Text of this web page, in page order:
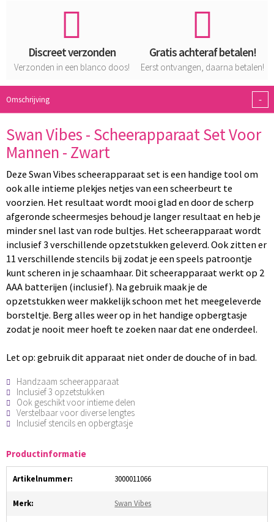
Discreet verzonden
Verzonden in een blanco doos!
Gratis achteraf betalen!
Eerst ontvangen, daarna betalen!
Omschrijving -
Swan Vibes - Scheerapparaat Set Voor
Mannen - Zwart
Deze Swan Vibes scheerapparaat set is een handige tool om
ook alle intieme plekjes netjes van een scheerbeurt te
voorzien. Het resultaat wordt mooi glad en door de scherp
afgeronde scheermesjes behoud je langer resultaat en heb je
minder snel last van rode bultjes. Het scheerapparaat wordt
inclusief 3 verschillende opzetstukken geleverd. Ook zitten er
11 verschillende stencils bij zodat je een speels patroontje
kunt scheren in je schaamhaar. Dit scheerapparaat werkt op 2
AAA batterijen (inclusief). Na gebruik maak je de
opzetstukken weer makkelijk schoon met het meegeleverde
borsteltje. Berg alles weer op in het handige opbergtasje
zodat je nooit meer hoeft te zoeken naar dat ene onderdeel.
Let op: gebruik dit apparaat niet onder de douche of in bad.
Handzaam scheerapparaat
Inclusief 3 opzetstukken
Ook geschikt voor intieme delen
Verstelbaar voor diverse lengtes
Inclusief stencils en opbergtasje
Productinformatie
Artikelnummer: 3000011066
Merk: Swan Vibes